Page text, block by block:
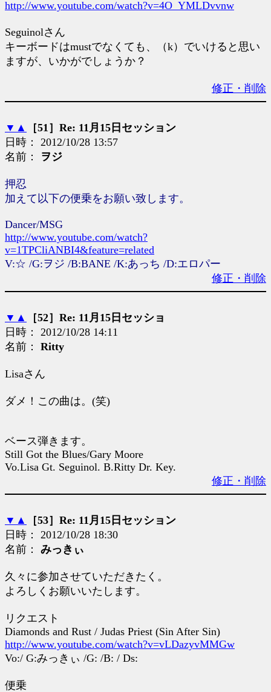
http://www.youtube.com/watch?v=4O_YMLDvvnw
Seguinolさん
キーボードはmustでなくても、（k）でいけると思い
ますが、いかがでしょうか？
修正・削除
▼ ▲
［51］Re: 11月15日セッション
日時： 2012/10/28 13:57
名前： ヲジ
押忍
加えて以下の便乗をお願い致します。
Dancer/MSG
http://www.youtube.com/watch?
v=1TPCliANBI4&feature=related
V:☆ /G:ヲジ /B:BANE /K:あっち /D:エロパー
修正・削除
▼ ▲
［52］Re: 11月15日セッショ
日時： 2012/10/28 14:11
名前： Ritty
Lisaさん
ダメ！この曲は。(笑)
ベース弾きます。
Still Got the Blues/Gary Moore
Vo.Lisa Gt. Seguinol. B.Ritty Dr. Key.
修正・削除
▼ ▲
［53］Re: 11月15日セッション
日時： 2012/10/28 18:30
名前： みっきぃ
久々に参加させていただきたく。
よろしくお願いいたします。
リクエスト
Diamonds and Rust / Judas Priest (Sin After Sin)
http://www.youtube.com/watch?v=vLDazyvMMGw
Vo:/ G:みっきぃ /G: /B: / Ds:
便乗